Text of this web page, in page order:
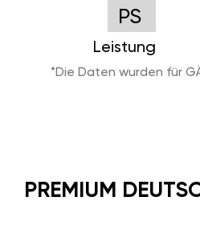
PS
Leistung
*Die Daten wurden für
PREMIUM